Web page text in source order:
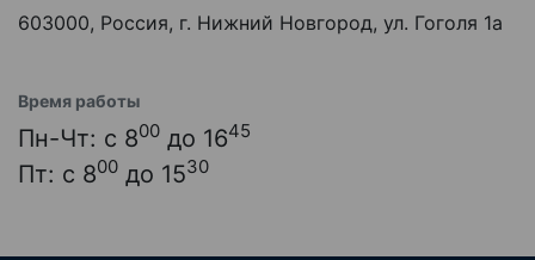
603000, Россия, г. Нижний Новгород, ул. Гоголя 1а
Время работы
Пн-Чт: с 800 до 1645
Пт: с 800 до 1530